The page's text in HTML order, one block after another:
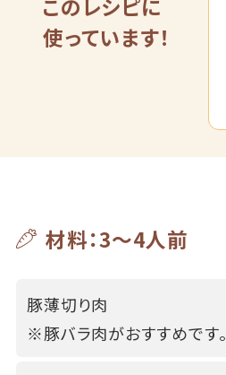
このレシピに
使っています！
材料：3～4人前
豚薄切り肉
※豚バラ肉がおすすめです。